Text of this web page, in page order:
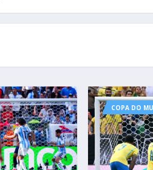
COPA DO